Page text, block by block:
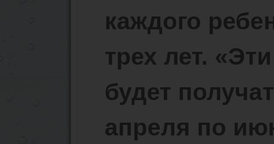
каждого
трех лет.
будет
апреля по